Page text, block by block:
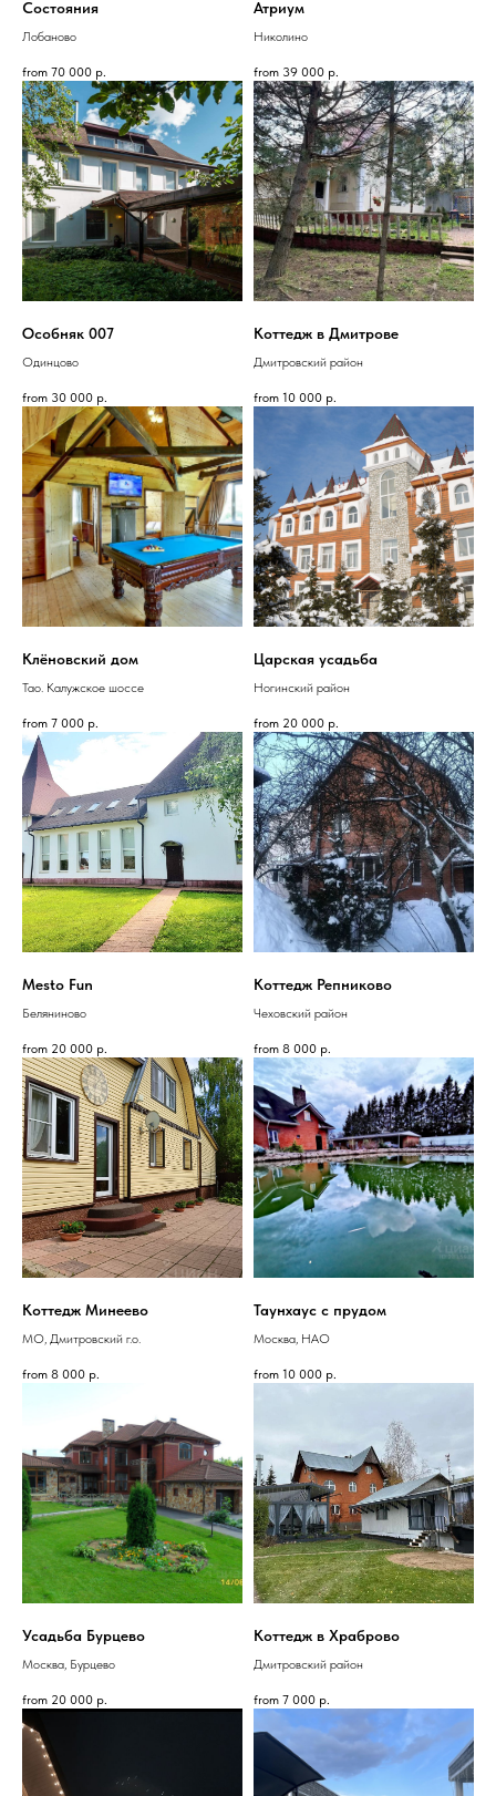
Состояния
Лобаново
from 70 000 р.
Атриум
Николино
from 39 000 р.
Особняк 007
Одинцово
from 30 000 р.
Коттедж в Дмитрове
Дмитровский район
from 10 000 р.
Клёновский дом
Тао. Калужское шоссе
from 7 000 р.
Царская усадьба
Ногинский район
from 20 000 р.
Mesto Fun
Беляниново
from 20 000 р.
Коттедж Репниково
Чеховский район
from 8 000 р.
Коттедж Минеево
МО, Дмитровский г.о.
from 8 000 р.
Таунхаус с прудом
Москва, НАО
from 10 000 р.
Усадьба Бурцево
Москва, Бурцево
from 20 000 р.
Коттедж в Храброво
Дмитровский район
from 7 000 р.